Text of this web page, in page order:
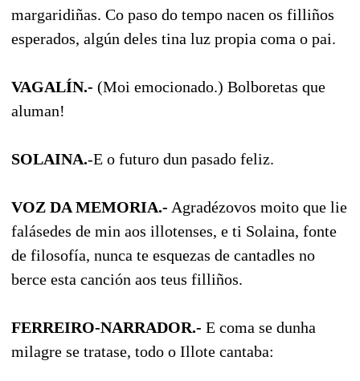
margaridiñas. Co paso do tempo nacen os filliños
esperados, algún deles tina luz propia coma o pai.
VAGALÍN.- (Moi emocionado.) Bolboretas que
aluman!
SOLAINA.-E o futuro dun pasado feliz.
VOZ DA MEMORIA.- Agradézovos moito que lie
falásedes de min aos illotenses, e ti Solaina, fonte
de filosofía, nunca te esquezas de cantadles no
berce esta canción aos teus filliños.
FERREIRO-NARRADOR.- E coma se dunha
milagre se tratase, todo o Illote cantaba: